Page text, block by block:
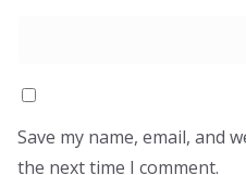
Save my name, email, and
the next time I comment.